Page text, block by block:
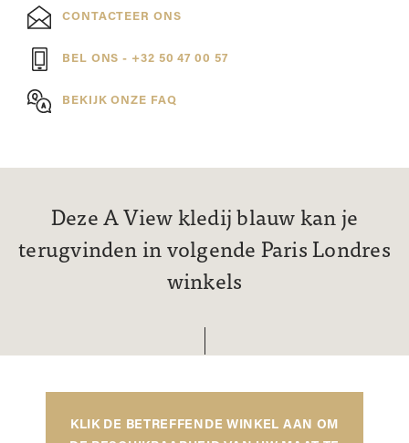
CONTACTEER ONS
BEL ONS - +32 50 47 00 57
BEKIJK ONZE FAQ
Deze A View kledij blauw kan je
terugvinden in volgende Paris Londres
winkels
KLIK DE BETREFFENDE WINKEL AAN OM